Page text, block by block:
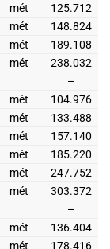
mét
125.712
mét
148.824
mét
189.108
mét
238.032
–
mét
104.976
mét
133.488
mét
157.140
mét
185.220
mét
247.752
mét
303.372
–
mét
136.404
mét 178.416